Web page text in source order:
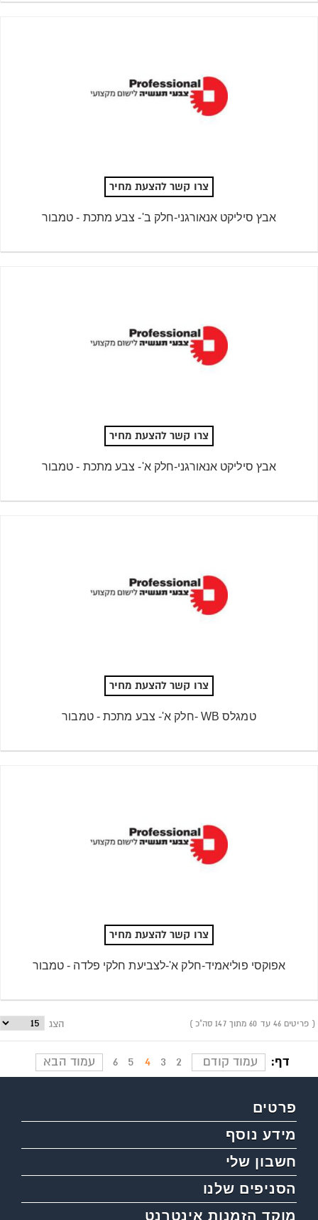
צרו קשר להצעת מחיר
אבץ סיליקט אנאורגני-חלק ב'- צבע מתכת - טמבור
צרו קשר להצעת מחיר
אבץ סיליקט אנאורגני-חלק א'- צבע מתכת - טמבור
צרו קשר להצעת מחיר
טמגלס WB -חלק א'- צבע מתכת - טמבור
צרו קשר להצעת מחיר
אפוקסי פוליאמיד-חלק א'-לצביעת חלקי פלדה - טמבור
פריטים 46 עד 60 מתוך 147 סה"כ הצג
דף: עמוד קודם 2
3
4
5
6 עמוד הבא
פרטים
מידע נוסף
חשבון שלי
הסניפים שלנו
מוקד הזמנות אינטרנט